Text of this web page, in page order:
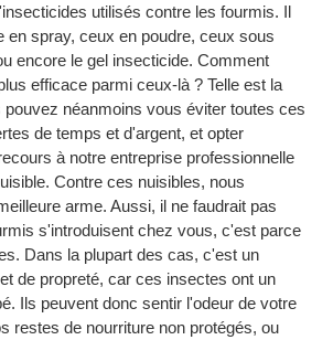
utilisés contre les fourmis. Il
en spray, ceux en poudre, ceux sous
encore le gel insecticide. Comment
efficace parmi ceux-là ? Telle est la
pouvez néanmoins vous éviter toutes ces
de temps et d'argent, et opter
à notre entreprise professionnelle
Contre ces nuisibles, nous
arme. Aussi, il ne faudrait pas
s'introduisent chez vous, c'est parce
Dans la plupart des cas, c'est un
de propreté, car ces insectes ont un
Ils peuvent donc sentir l'odeur de votre
restes de nourriture non protégés, ou